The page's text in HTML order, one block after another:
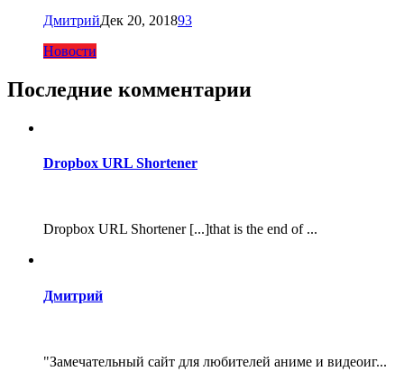
ДмитрийДек 20, 201893
Новости
Последние комментарии
Dropbox URL Shortener
Dropbox URL Shortener [...]that is the end of ...
Дмитрий
"Замечательный сайт для любителей аниме и видеоиг...